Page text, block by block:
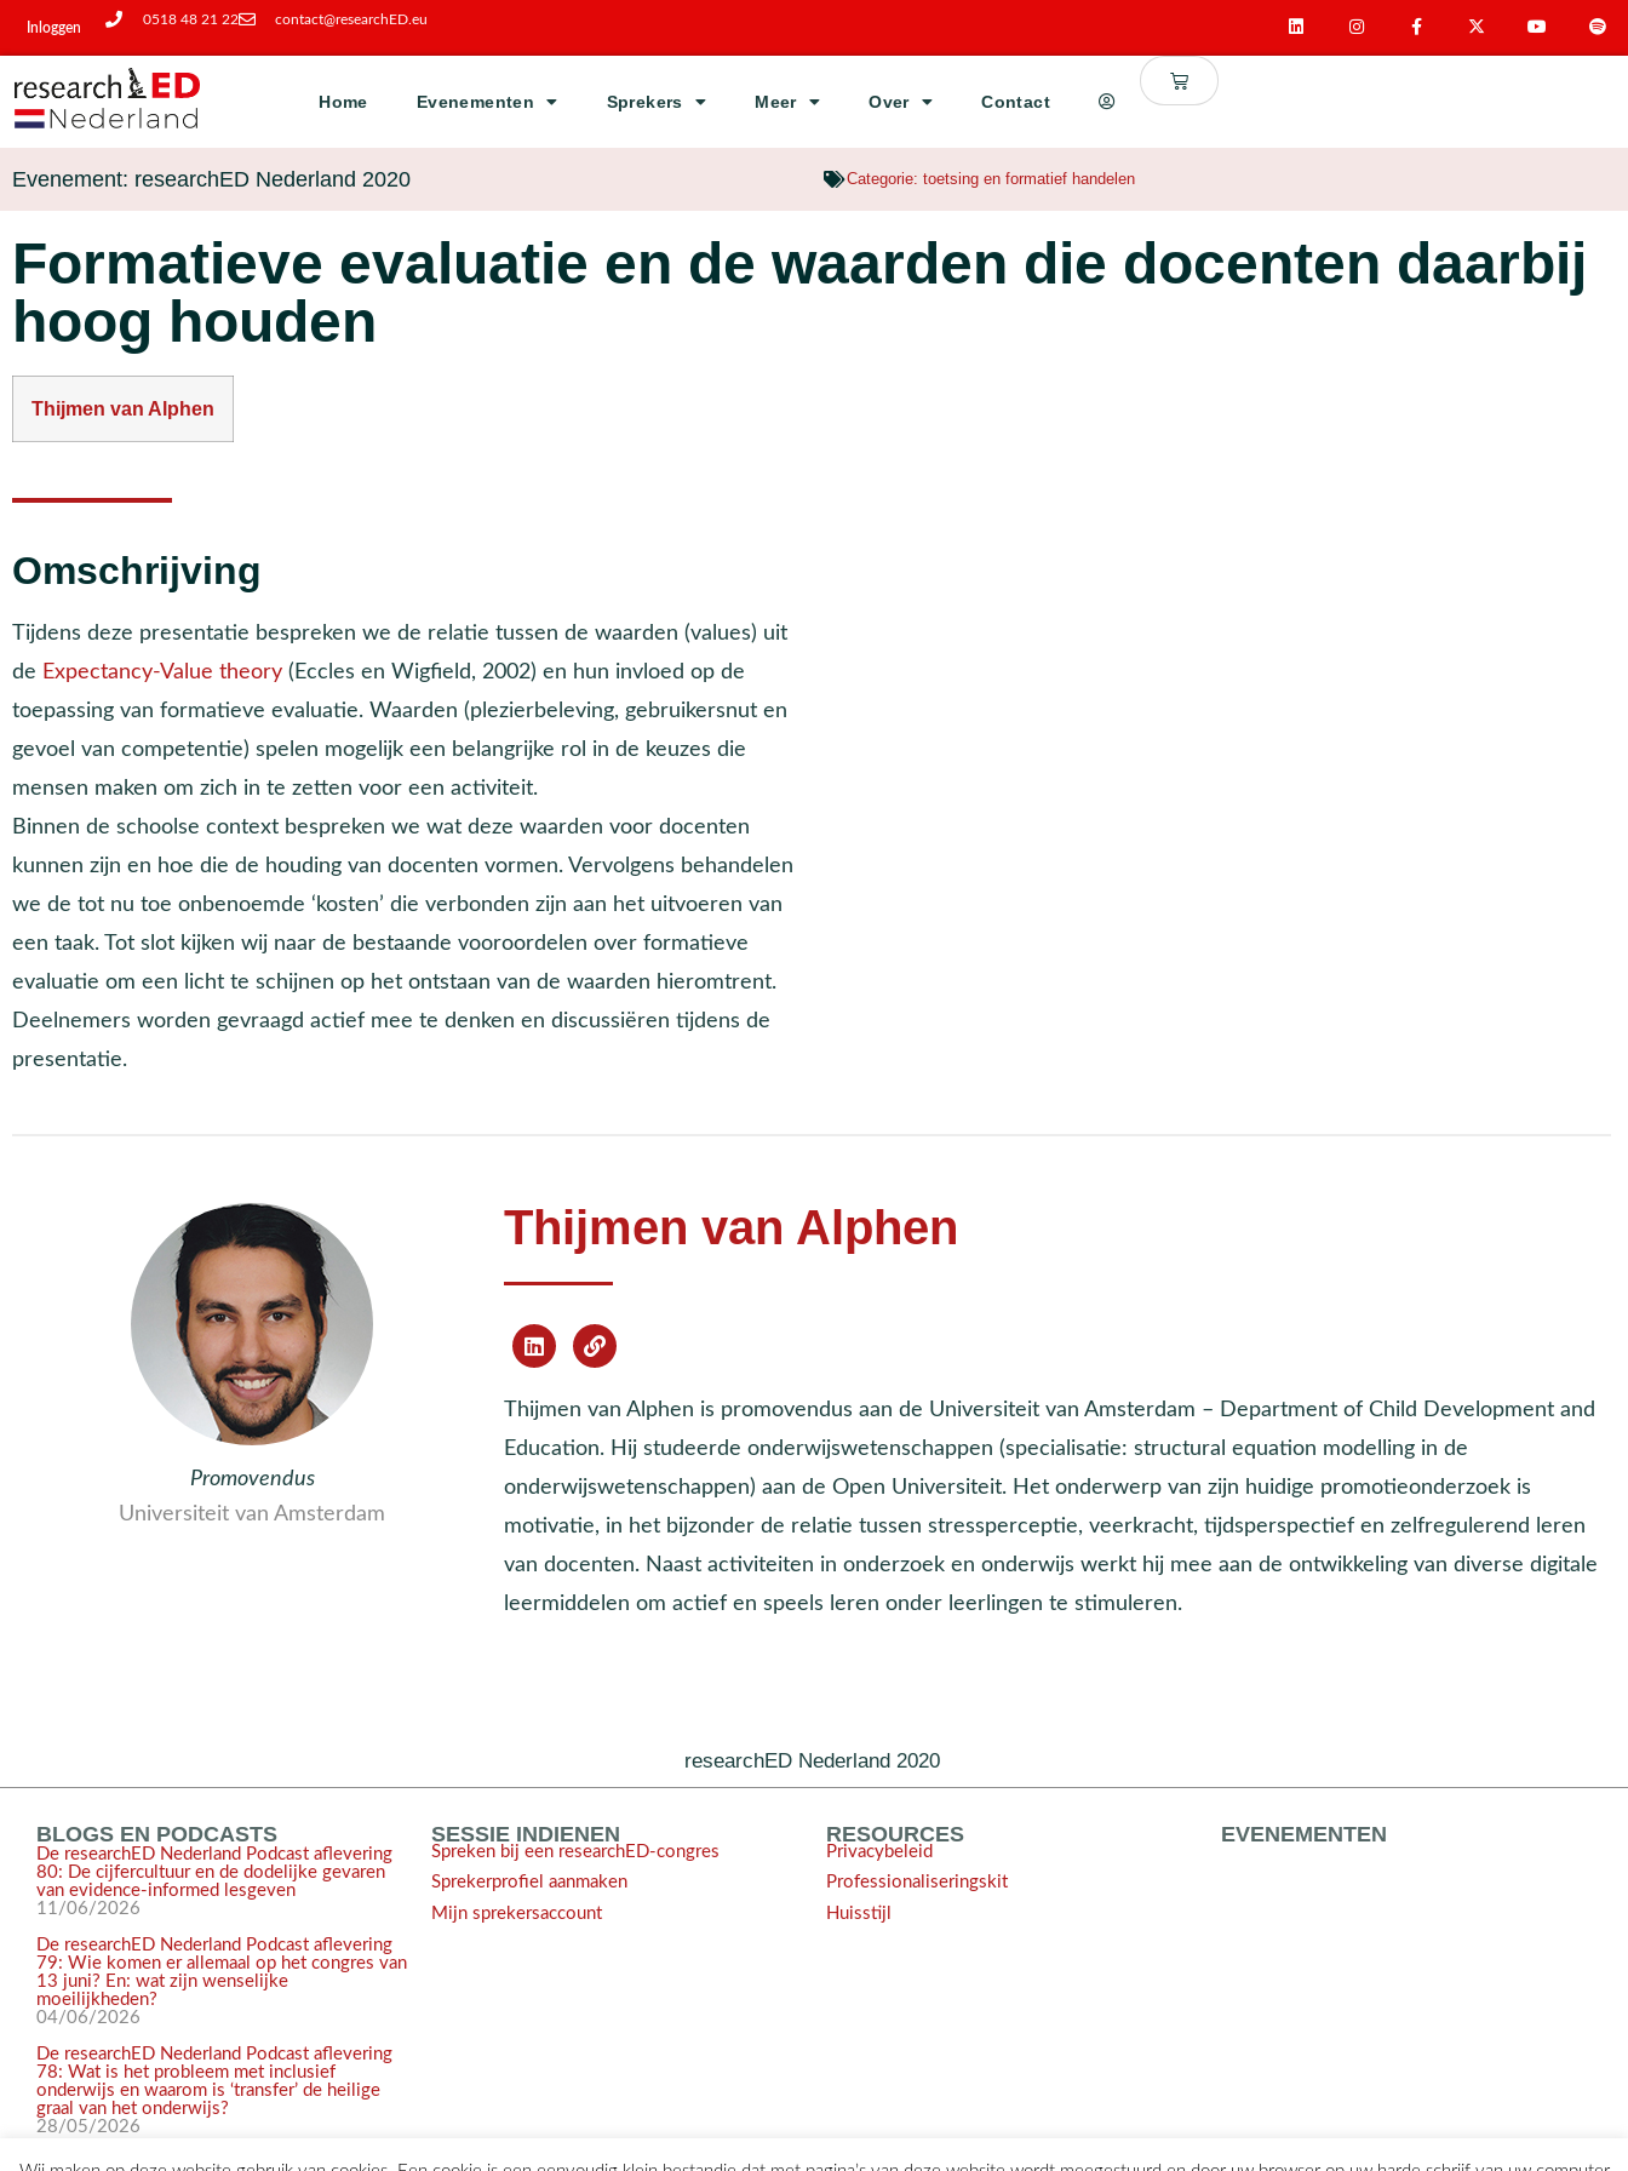
Inloggen
0518 48 21 22 contact@researchED.eu
Home Evenementen Sprekers Meer Over Contact
Evenement: researchED Nederland 2020 Categorie: toetsing en formatief handelen
Formatieve evaluatie en de waarden die docenten daarbij
hoog houden
Thijmen van Alphen
Omschrijving
Tijdens deze presentatie bespreken we de relatie tussen de waarden (values) uit
de Expectancy-Value theory (Eccles en Wigfield, 2002) en hun invloed op de
toepassing van formatieve evaluatie. Waarden (plezierbeleving, gebruikersnut en
gevoel van competentie) spelen mogelijk een belangrijke rol in de keuzes die
mensen maken om zich in te zetten voor een activiteit.
Binnen de schoolse context bespreken we wat deze waarden voor docenten
kunnen zijn en hoe die de houding van docenten vormen. Vervolgens behandelen
we de tot nu toe onbenoemde ‘kosten’ die verbonden zijn aan het uitvoeren van
een taak. Tot slot kijken wij naar de bestaande vooroordelen over formatieve
evaluatie om een licht te schijnen op het ontstaan van de waarden hieromtrent.
Deelnemers worden gevraagd actief mee te denken en discussiëren tijdens de
presentatie.
Promovendus
Universiteit van Amsterdam
Thijmen van Alphen
Thijmen van Alphen is promovendus aan de Universiteit van Amsterdam – Department of Child Development and
Education. Hij studeerde onderwijswetenschappen (specialisatie: structural equation modelling in de
onderwijswetenschappen) aan de Open Universiteit. Het onderwerp van zijn huidige promotieonderzoek is
motivatie, in het bijzonder de relatie tussen stressperceptie, veerkracht, tijdsperspectief en zelfregulerend leren
van docenten. Naast activiteiten in onderzoek en onderwijs werkt hij mee aan de ontwikkeling van diverse digitale
leermiddelen om actief en speels leren onder leerlingen te stimuleren.
researchED Nederland 2020
BLOGS EN PODCASTS
De researchED Nederland Podcast aflevering
80: De cijfercultuur en de dodelijke gevaren
van evidence-informed lesgeven
11/06/2026
De researchED Nederland Podcast aflevering
79: Wie komen er allemaal op het congres van
13 juni? En: wat zijn wenselijke
moeilijkheden?
04/06/2026
De researchED Nederland Podcast aflevering
78: Wat is het probleem met inclusief
onderwijs en waarom is ‘transfer’ de heilige
graal van het onderwijs?
28/05/2026
SESSIE INDIENEN
Spreken bij een researchED-congres
Sprekerprofiel aanmaken
Mijn sprekersaccount
RESOURCES
Privacybeleid
Professionaliseringskit
Huisstijl
EVENEMENTEN